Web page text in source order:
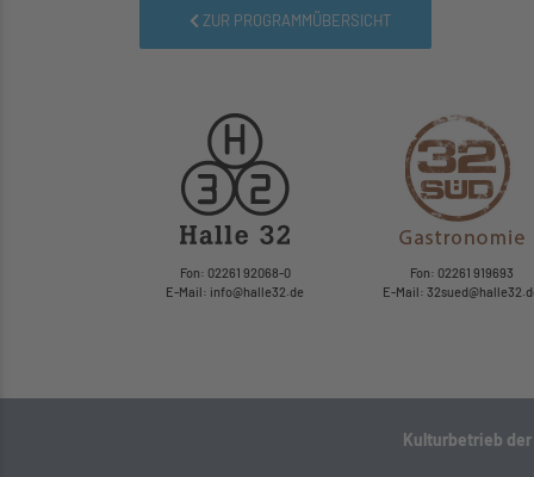
ZUR PROGRAMMÜBERSICHT
Fon: 02261 92068-0
E-Mail: info@halle32.de
Fon: 02261 919693
E-Mail: 32sued@
Kulturbetrieb der